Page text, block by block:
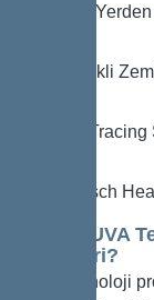
Şilteli
Elektrikli
Heat
Garnisch
Neden LUVA
Sistemleri?
LUVA Teknoloji